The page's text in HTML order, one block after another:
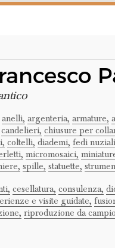
anelli, argenteria, armature,
candelieri, chiusure per
coltelli, diademi, fedi
micromosaici,
spille, statuette,
cesellatura, consulenza,
e visite guidate,
riproduzione da